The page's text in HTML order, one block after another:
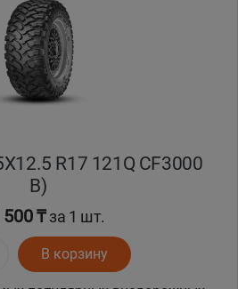
R17 121Q CF3000
B)
500 ₸за 1 шт.
В корзину